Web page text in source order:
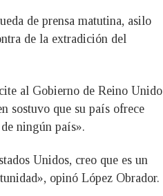
de prensa matutina, asilo
de la extradición del
al Gobierno de Reino Unido
sostuvo que su país ofrece
ningún país».
Unidos, creo que es un
opinó López Obrador.